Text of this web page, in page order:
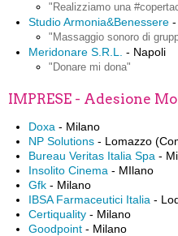
"Realizziamo una
Studio Armonia&Benessere
"Massaggio sonoro di
Meridonare S.R.L. - Napoli
"Donare mi dona"
IMPRESE - Adesione
Doxa - Milano
NP Solutions - Lomazzo
Bureau Veritas Italia Spa -
Insolito Cinema - MIlano
Gfk - Milano
IBSA Farmaceutici Italia -
Certiquality - Milano
Goodpoint - Milano